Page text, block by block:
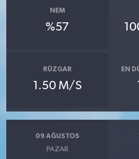
NEM
%57
RÜZGAR
1.50 M/S
EN
09 AĞUSTOS
PAZAR